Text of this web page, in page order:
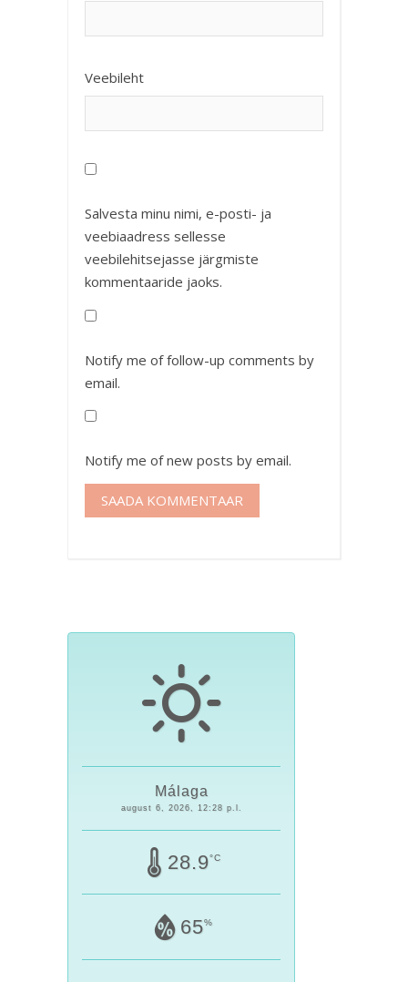
Veebileht
Salvesta minu nimi, e-posti- ja
veebiaadress sellesse
veebilehitsejasse järgmiste
kommentaaride jaoks.
Notify me of follow-up comments by
email.
Notify me of new posts by email.
Málaga
august 6, 2026, 12:28 p.l.
28.9°C
65%